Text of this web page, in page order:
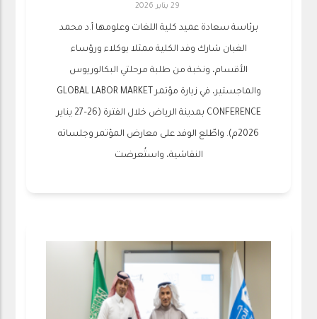
29 يناير 2026
برئاسة سعادة عميد كلية اللغات وعلومها أ.د محمد
الغبان شارك وفد الكلية ممثلا بوكلاء ورؤساء
الأقسام، ونخبة من طلبة مرحلتي البكالوريوس
والماجستير، في زيارة مؤتمر GLOBAL LABOR MARKET
CONFERENCE بمدينة الرياض خلال الفترة (26–27 يناير
2026م). ‏واطّلع الوفد على معارض المؤتمر وجلساته
النقاشية، واستُعرضت